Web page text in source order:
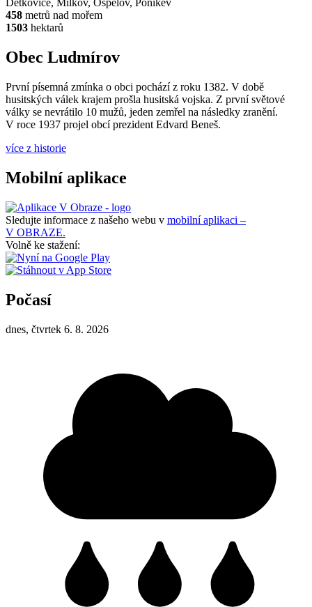
Dětkovice, Milkov, Ospělov, Ponikev
458 metrů nad mořem
1503 hektarů
Obec Ludmírov
První písemná zmínka o obci pochází z roku 1382. V době
husitských válek krajem prošla husitská vojska. Z první světové
války se nevrátilo 10 mužů, jeden zemřel na následky zranění.
V roce 1937 projel obcí prezident Edvard Beneš.
více z historie
Mobilní aplikace
Sledujte informace z našeho webu v mobilní aplikaci –
V OBRAZE.
Volně ke stažení:
Počasí
dnes, čtvrtek 6. 8. 2026